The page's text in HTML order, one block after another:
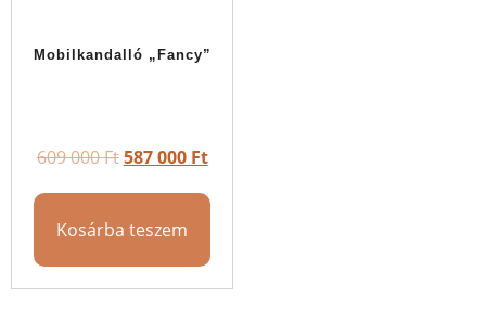
Mobilkandalló „Fancy”
609 000Ft587 000 Ft
Kosárba teszem